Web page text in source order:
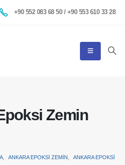
+90 552 083 68 50 / +90 553 610 33 28
Zemin
ANKARA EPOKSI ZEMIN
ANKARA EPOKSI